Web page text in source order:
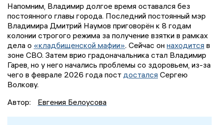
Напомним, Владимир долгое время оставался без
постоянного главы города. Последний постоянный мэр
Владимира Дмитрий Наумов приговорён к 8 годам
колонии строгого режима за получение взятки в рамках
дела о «кладбищенской мафии». Сейчас он находится в
зоне СВО. Затем врио градоначальника стал Владимир
Гарев, но у него начались проблемы со здоровьем, из-за
чего в феврале 2026 года пост достался Сергею
Волкову.
Автор:
Евгения Белоусова